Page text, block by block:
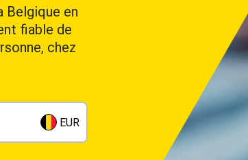
Belgique en
fiable de
chez
EUR